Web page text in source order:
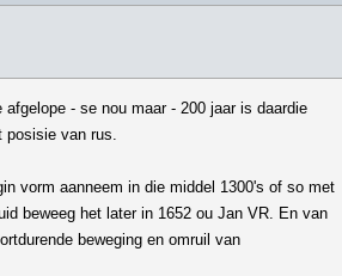
afgelope - se nou maar - 200 jaar is daardie
posisie van rus.
vorm aanneem in die middel 1300's of so met
beweeg het later in 1652 ou Jan VR. En van
beweging en omruil van